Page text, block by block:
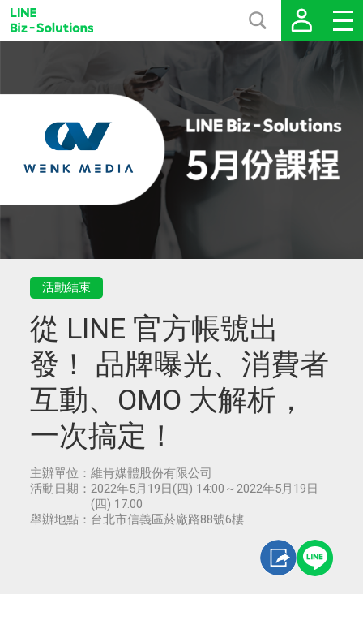
活動結束
從 LINE 官方帳號出
發！ 品牌曝光、消費者
互動、OMO 大解析，
一次搞定！
主辦單位： 維肯媒體股份有限公司
活動日期： 2022年5月19日(四) 14:00～2022年5月19日
(四) 17:00
舉辦地點： 台北市信義區菸廠路88號6樓